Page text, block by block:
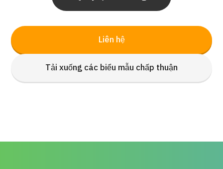
Liên hệ
Tải xuống các biểu mẫu chấp thuận